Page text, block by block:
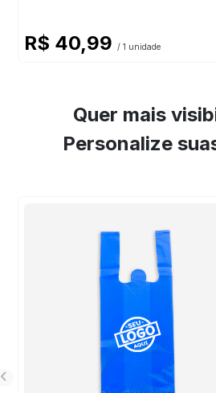
R$ 40,99 / 1 unidade
Quer mais
Personalize